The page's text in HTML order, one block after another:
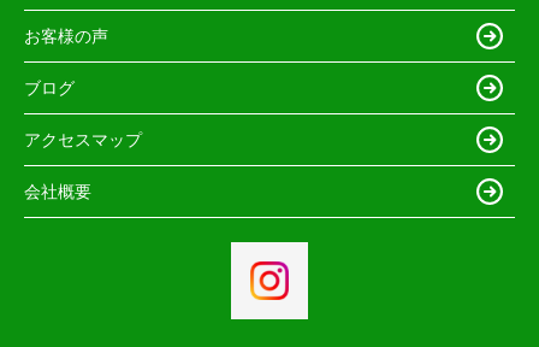
お客様の声
ブログ
アクセスマップ
会社概要